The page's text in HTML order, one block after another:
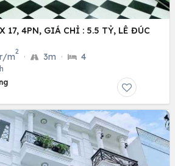
17, 4PN, GIÁ CHỈ : 5.5 TỶ, LÊ ĐÚC
m
2
· 3m · 4